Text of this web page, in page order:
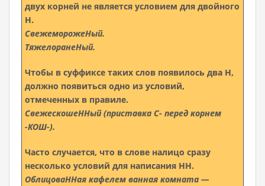
двух корней не является условием для двойного
Н.
СвежеморожеНый.
ТяжелоранеНый.
Чтобы в суффиксе таких слов появилось два Н,
должно появиться одно из условий,
отмеченных в правиле.
СвежескошеННый (приставка С- перед корнем
-КОШ-).
Часто случается, что в слове налицо сразу
несколько условий для написания НН.
ОблицоваННая кафелем ванная комната —